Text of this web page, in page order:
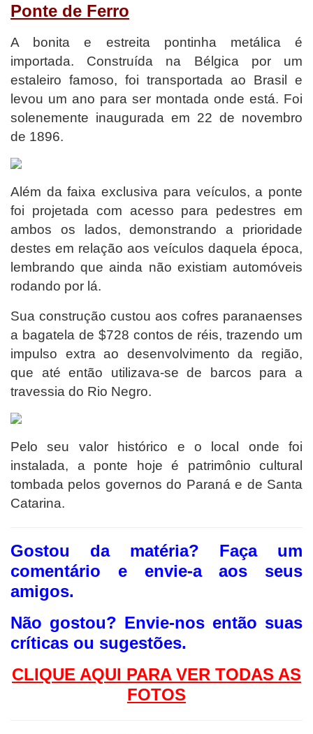
Ponte de Ferro
A bonita e estreita pontinha metálica é
importada. Construída na Bélgica por um
estaleiro famoso, foi transportada ao Brasil e
levou um ano para ser montada onde está. Foi
solenemente inaugurada em 22 de novembro
de 1896.
Além da faixa exclusiva para veículos, a ponte
foi projetada com acesso para pedestres em
ambos os lados, demonstrando a prioridade
destes em relação aos veículos daquela época,
lembrando que ainda não existiam automóveis
rodando por lá.
Sua construção custou aos cofres paranaenses
a bagatela de $728 contos de réis, trazendo um
impulso extra ao desenvolvimento da região,
que até então utilizava-se de barcos para a
travessia do Rio Negro.
Pelo seu valor histórico e o local onde foi
instalada, a ponte hoje é patrimônio cultural
tombada pelos governos do Paraná e de Santa
Catarina.
Gostou da matéria? Faça um
comentário e envie-a aos seus
amigos.
Não gostou? Envie-nos então suas
críticas ou sugestões.
CLIQUE AQUI PARA VER TODAS AS
FOTOS